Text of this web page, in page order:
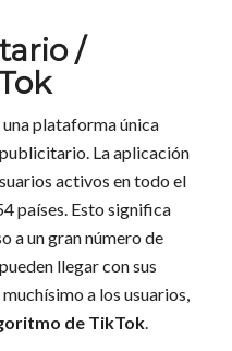
/
plataforma única
La aplicación
activos en todo el
países. Esto significa
a un gran número de
llegar con sus
a los usuarios,
de TikTok.